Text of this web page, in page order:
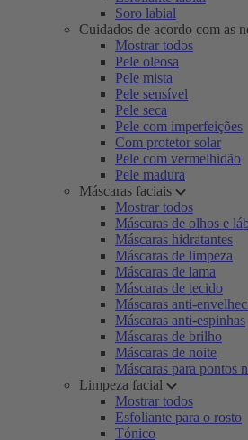
Soro labial
Cuidados de acordo com as
Mostrar todos
Pele oleosa
Pele mista
Pele sensível
Pele seca
Pele com imperfeições
Com protetor solar
Pele com vermelhidão
Pele madura
Máscaras faciais
Mostrar todos
Máscaras de olhos e
Máscaras hidratantes
Máscaras de limpeza
Máscaras de lama
Máscaras de tecido
Máscaras anti-
Máscaras anti-espinhas
Máscaras de brilho
Máscaras de noite
Máscaras para pontos
Limpeza facial
Mostrar todos
Esfoliante para o rosto
Tónico